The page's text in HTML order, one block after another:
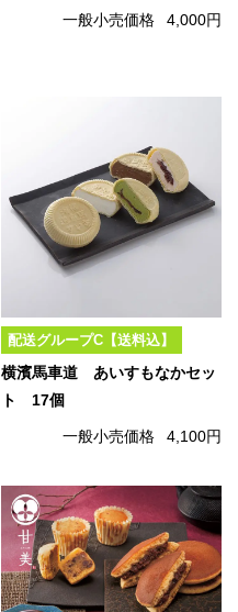
一般小売価格 4,000円
配送グループC【送料込】
横濱馬車道 あいすもなかセッ
ト 17個
一般小売価格 4,100円